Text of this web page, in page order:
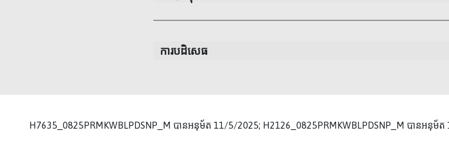
ការបដិសេធ
H7635_0825PRMKWBLPDSNP_M បានអនុម័ត 11/5/2025; H2126_0825PRMKWBLPDSNP_M បានអនុម័